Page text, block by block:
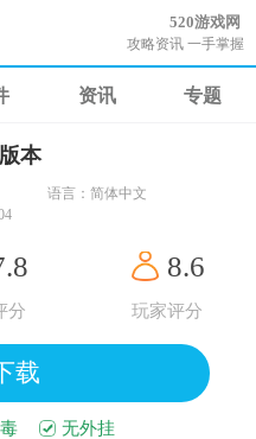
520游戏网
攻略资讯 一手掌握
资讯 专题
本
语言： 简体中文
分
8.6
玩家评分
载
无外挂